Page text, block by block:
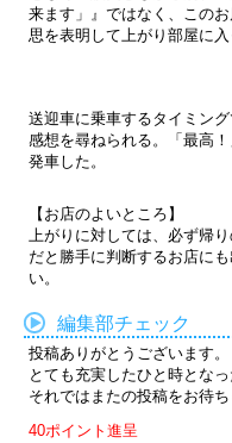
来ます」』ではなく、この
思を表明して上がり部屋に入
送迎車に乗車するタイミン
感想を尋ねられる。「最高
発車した。
【お店のよいところ】
上がりに対しては、必ず帰
だと勝手に判断するお店に
い。
編集部チェック
投稿ありがとうございます。
とても充実したひと時となっ
それではまたの投稿をお待ち
40ポイント進呈